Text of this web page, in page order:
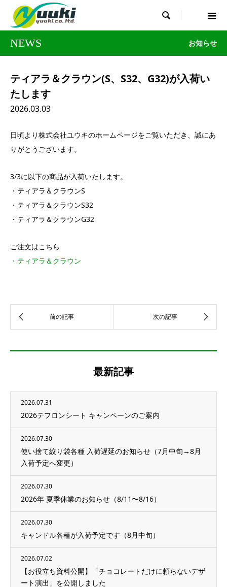

NEWS お知らせ
ティアラ＆クラウン(S、S32、G32)が入荷い
たします
2026.03.03
日頃より株式会社ユウキのホームページをご覧いただき、誠にあ
りがとうございます。
3/3に以下の商品が入荷いたします。
・ティアラ＆クラウンS
・ティアラ＆クラウンS32
・ティアラ＆クラウンG32
ご注文はこちら
・ティアラ＆クラウン
最新記事
2026.07.31
2026テフロンシート キャンペーンのご案内
2026.07.30
使い捨て絞り袋各種 入荷遅延のお知らせ（7月中旬→8月
入荷予定へ変更）
2026.07.30
2026年 夏季休業のお知らせ（8/11〜8/16）
2026.07.30
キャンドル各種が入荷予定です（8月中旬）
2026.07.02
【お役立ち資料公開】「チョコレートだけに頼らないデザ
ート演出」を公開しました